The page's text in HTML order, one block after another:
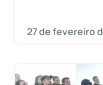
27 de fevereiro